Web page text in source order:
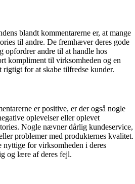
blandt kommentarerne er, at mange
til andre. De fremhæver deres gode
opfordrer andre til at handle hos
kompliment til virksomheden og en
for at skabe tilfredse kunder.
er positive, er der også nogle
oplevelser eller oplevet
Nogle nævner dårlig kundeservice,
problemer med produkternes kvalitet.
for virksomheden i deres
og lære af deres fejl.